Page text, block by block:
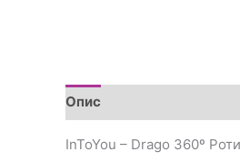
Опис
InToYou – Drago 360º